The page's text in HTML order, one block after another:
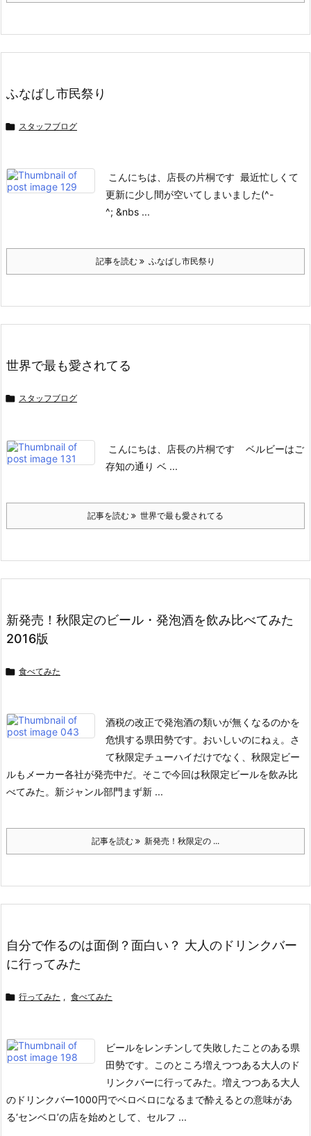
ふなばし市民祭り
 スタッフブログ
こんにちは、店長の片桐です 最近忙しくて
更新に少し間が空いてしまいました(^-
^; &nbs ...
記事を読む ふなばし市民祭り
世界で最も愛されてる
 スタッフブログ
こんにちは、店長の片桐です
ベルビーはご
存知の通り ベ ...
記事を読む 世界で最も愛されてる
新発売！秋限定のビール・発泡酒を飲み比べてみた
2016版
 食べてみた
酒税の改正で発泡酒の類いが無くなるのかを
危惧する県田勢です。おいしいのにねぇ。 さ
て秋限定チューハイだけでなく、秋限定ビー
ルもメーカー各社が発売中だ。そこで今回は秋限定ビールを飲み比
べてみた。 新ジャンル部門 まず新 ...
記事を読む 新発売！秋限定の ...
自分で作るのは面倒？面白い？ 大人のドリンクバー
に行ってみた
 行ってみた , 食べてみた
ビールをレンチンして失敗したことのある県
田勢です。このところ増えつつある大人のド
リンクバーに行ってみた。 増えつつある大人
のドリンクバー1000円でベロベロになるまで酔えるとの意味があ
る‘センベロ’の店を始めとして、セルフ ...